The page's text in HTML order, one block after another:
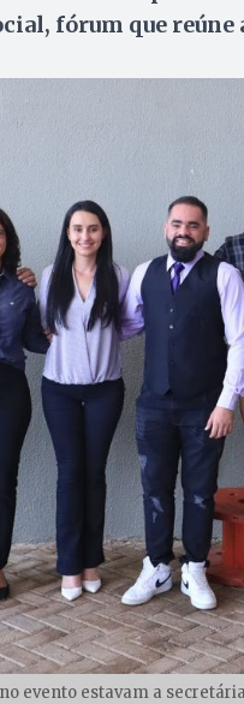
fórum que
evento estavam a